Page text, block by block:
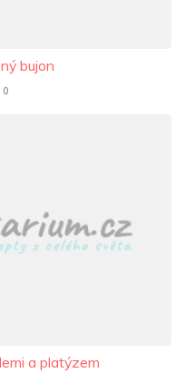
bujon
0
a platýzem